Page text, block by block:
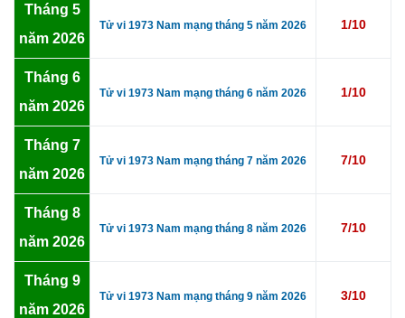
Tháng 5
năm 2026
Tử vi 1973 Nam mạng tháng 5 năm 2026 1/10
Tháng 6
năm 2026
Tử vi 1973 Nam mạng tháng 6 năm 2026 1/10
Tháng 7
năm 2026
Tử vi 1973 Nam mạng tháng 7 năm 2026 7/10
Tháng 8
năm 2026
Tử vi 1973 Nam mạng tháng 8 năm 2026 7/10
Tháng 9
năm 2026
Tử vi 1973 Nam mạng tháng 9 năm 2026 3/10